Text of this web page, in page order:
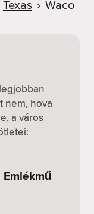
Texas › Waco
nem, hova
a város
Emlékmű